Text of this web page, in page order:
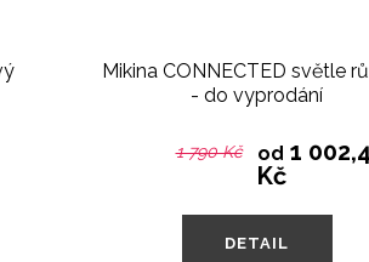
Mikina CONNECTED světle
- do vyprodání
1 790 Kč od 1
Kč
DETAIL